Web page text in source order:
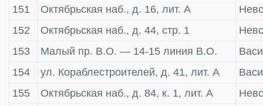
151 Октябрьская наб., д. 16, лит. А
152
Октябрьская наб., д. 44, стр. 1
153
Малый пр. В.О. — 14-15 линия В.О.
154
ул. Кораблестроителей, д. 41, лит. А
155
Октябрьская наб., д. 84, к. 1, лит. А